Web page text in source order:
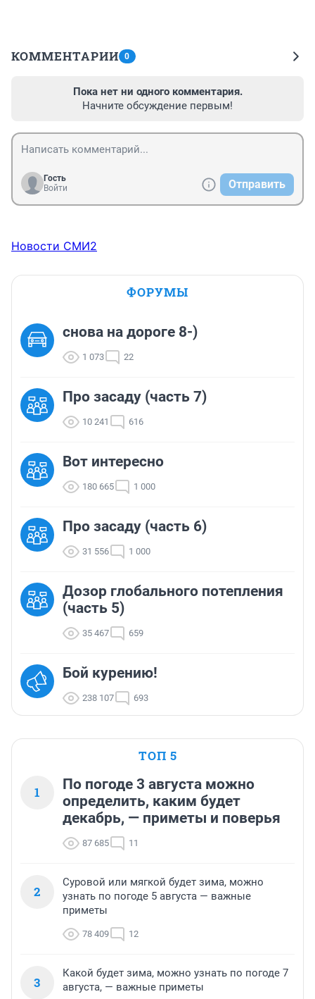
КОММЕНТАРИИ 0
Пока нет ни одного комментария.
Начните обсуждение первым!
Гость
Войти
Отправить
Новости СМИ2
ФОРУМЫ
снова на дороге 8-)
1 073 22
Про засаду (часть 7)
10 241 616
Вот интересно
180 665 1 000
Про засаду (часть 6)
31 556 1 000
Дозор глобального потепления
(часть 5)
35 467 659
Бой курению!
238 107 693
ТОП 5
1
По погоде 3 августа можно
определить, каким будет
декабрь, — приметы и поверья
87 685 11
2
Суровой или мягкой будет зима, можно
узнать по погоде 5 августа — важные
приметы
78 409 12
3
Какой будет зима, можно узнать по погоде 7
августа, — важные приметы